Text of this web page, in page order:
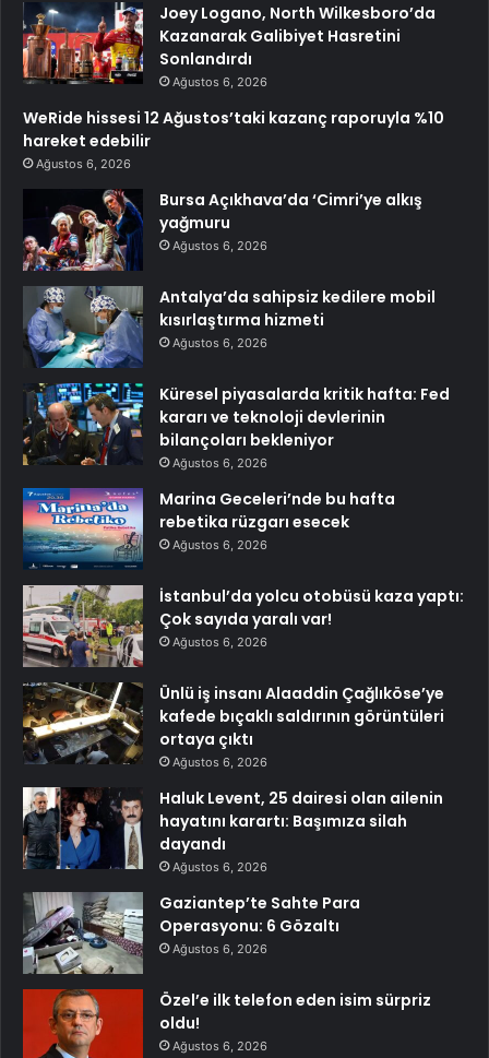
Joey Logano, North Wilkesboro’da
Kazanarak Galibiyet Hasretini
Sonlandırdı
Ağustos 6, 2026
WeRide hissesi 12 Ağustos’taki kazanç raporuyla %10
hareket edebilir
Ağustos 6, 2026
Bursa Açıkhava’da ‘Cimri’ye alkış
yağmuru
Ağustos 6, 2026
Antalya’da sahipsiz kedilere mobil
kısırlaştırma hizmeti
Ağustos 6, 2026
Küresel piyasalarda kritik hafta: Fed
kararı ve teknoloji devlerinin
bilançoları bekleniyor
Ağustos 6, 2026
Marina Geceleri’nde bu hafta
rebetika rüzgarı esecek
Ağustos 6, 2026
İstanbul’da yolcu otobüsü kaza yaptı:
Çok sayıda yaralı var!
Ağustos 6, 2026
Ünlü iş insanı Alaaddin Çağlıköse’ye
kafede bıçaklı saldırının görüntüleri
ortaya çıktı
Ağustos 6, 2026
Haluk Levent, 25 dairesi olan ailenin
hayatını karartı: Başımıza silah
dayandı
Ağustos 6, 2026
Gaziantep’te Sahte Para
Operasyonu: 6 Gözaltı
Ağustos 6, 2026
Özel’e ilk telefon eden isim sürpriz
oldu!
Ağustos 6, 2026